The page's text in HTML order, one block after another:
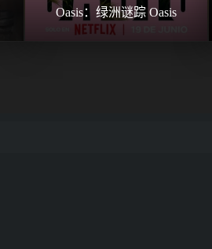
Oasis：绿洲谜踪 Oasis